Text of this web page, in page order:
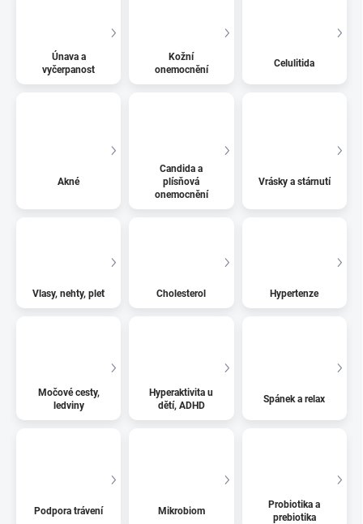
Únava a
vyčerpanost
Kožní
onemocnění
Celulitida
Akné
Candida a
plísňová
onemocnění
Vrásky a stárnutí
Vlasy, nehty, pleť Cholesterol Hypertenze
Močové cesty,
ledviny
Hyperaktivita u
dětí, ADHD
Spánek a relax
Podpora trávení Mikrobiom
Probiotika a
prebiotika